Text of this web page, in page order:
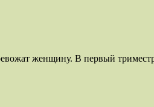
женщину. В первый